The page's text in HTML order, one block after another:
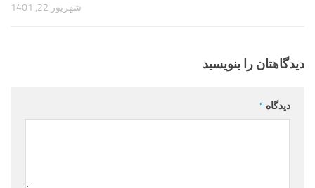
شهریور 22, 1401
دیدگاهتان را بنویسید
دیدگاه *